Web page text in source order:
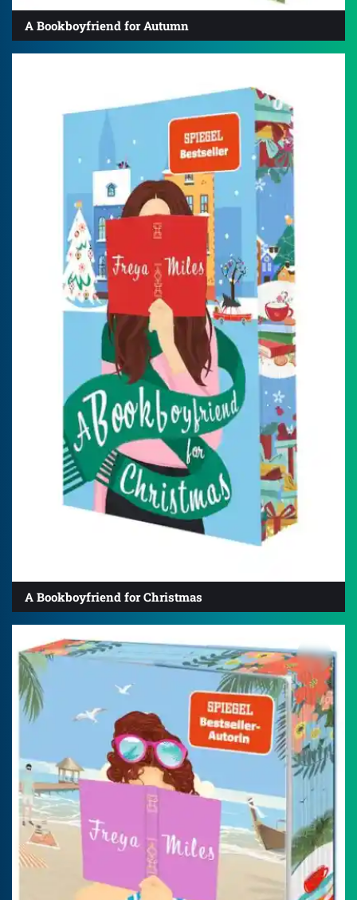
A Bookboyfriend for Autumn
A Bookboyfriend for Christmas